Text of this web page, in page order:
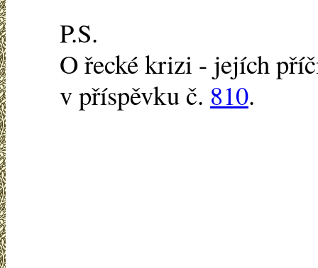
P.S.
O řecké krizi - jejích
v příspěvku č. 810.